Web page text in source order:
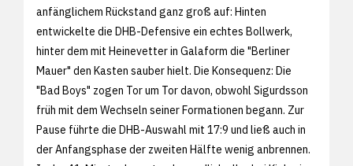
anfänglichem Rückstand ganz groß auf: Hinten
entwickelte die DHB-Defensive ein echtes Bollwerk,
hinter dem mit Heinevetter in Galaform die "Berliner
Mauer" den Kasten sauber hielt. Die Konsequenz: Die
"Bad Boys" zogen Tor um Tor davon, obwohl Sigurdsson
früh mit dem Wechseln seiner Formationen begann. Zur
Pause führte die DHB-Auswahl mit 17:9 und ließ auch in
der Anfangsphase der zweiten Hälfte wenig anbrennen.